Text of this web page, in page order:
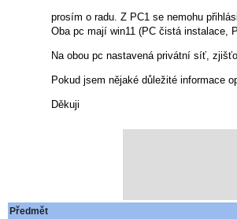
prosím o radu. Z PC1 se nemohu
Oba pc mají win11 (PC čistá instalace,
Na obou pc nastavená privátní síť,
Pokud jsem nějaké důležité informace
Děkuji
Předmět